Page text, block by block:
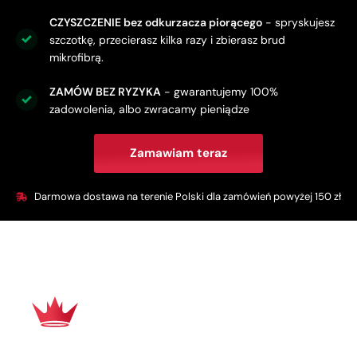
CZYSZCZENIE bez odkurzacza piorącego- spryskujesz
szczotkę, przecierasz kilka razy i zbierasz brud
mikrofibrą.
ZAMÓW BEZ RYZYKA- gwarantujemy 100%
zadowolenia, albo zwracamy pieniądze
Zamawiam teraz
Darmowa dostawa na terenie Polski dla zamówień powyżej 150 zł​